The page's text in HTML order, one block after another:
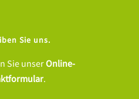
Sie uns.
Sie unserOnline-
.